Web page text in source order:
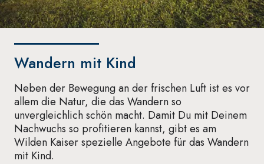
Wandern mit Kind
Neben der Bewegung an der frischen Luft ist es vor
allem die Natur, die das Wandern so
unvergleichlich schön macht. Damit Du mit Deinem
Nachwuchs so profitieren kannst, gibt es am
Wilden Kaiser spezielle Angebote für das Wandern
mit Kind.